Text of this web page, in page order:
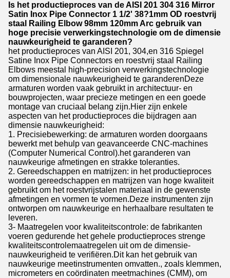
Is het productieproces van de AISI 201 304 316 Mirror
Satin Inox Pipe Connector 1 1/2' 38?1mm OD roestvrij
staal Railing Elbow 98mm 120mm Arc gebruik van
hoge precisie verwerkingstechnologie om de dimensie
nauwkeurigheid te garanderen?
het productieproces van AISI 201, 304,en 316 Spiegel
Satine Inox Pipe Connectors en roestvrij staal Railing
Elbows meestal high-precision verwerkingstechnologie
om dimensionale nauwkeurigheid te garanderenDeze
armaturen worden vaak gebruikt in architectuur- en
bouwprojecten, waar precieze metingen en een goede
montage van cruciaal belang zijn.Hier zijn enkele
aspecten van het productieproces die bijdragen aan
dimensie nauwkeurigheid:
1. Precisiebewerking: de armaturen worden doorgaans
bewerkt met behulp van geavanceerde CNC-machines
(Computer Numerical Control).het garanderen van
nauwkeurige afmetingen en strakke toleranties.
2. Gereedschappen en matrijzen: in het productieproces
worden gereedschappen en matrijzen van hoge kwaliteit
gebruikt om het roestvrijstalen materiaal in de gewenste
afmetingen en vormen te vormen.Deze instrumenten zijn
ontworpen om nauwkeurige en herhaalbare resultaten te
leveren.
3- Maatregelen voor kwaliteitscontrole: de fabrikanten
voeren gedurende het gehele productieproces strenge
kwaliteitscontrolemaatregelen uit om de dimensie-
nauwkeurigheid te verifiëren.Dit kan het gebruik van
nauwkeurige meetinstrumenten omvatten., zoals klemmen,
micrometers en coördinaten meetmachines (CMM), om